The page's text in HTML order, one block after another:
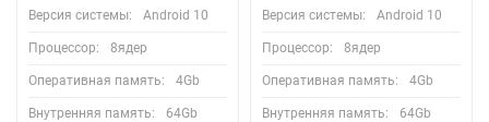
Версия системы: Android 10
Процессор: 8ядер
Оперативная память: 4Gb
Внутренняя память: 64Gb
Версия системы: Android 10
Процессор: 8ядер
Оперативная память: 4Gb
Внутренняя память: 64Gb